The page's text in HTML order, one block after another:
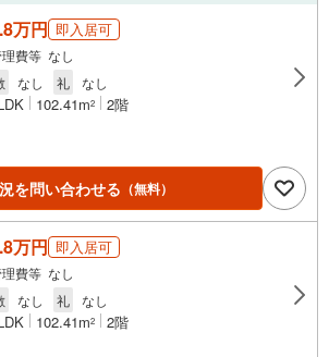
万円 即入居可
費等 なし
なし 礼 なし
102.41m2 2階
を問い合わせる （無料）
万円 即入居可
費等 なし
なし 礼 なし
102.41m2 2階